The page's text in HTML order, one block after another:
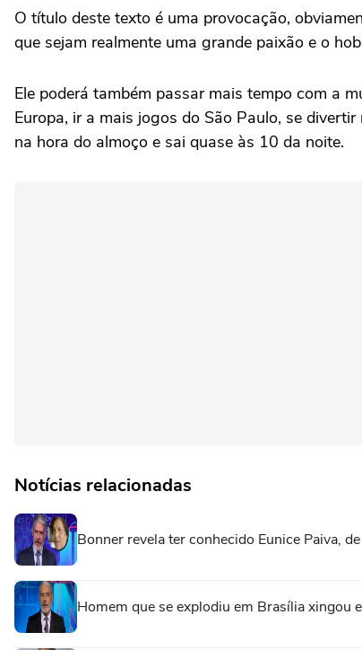
O título deste texto é uma provocação,
que sejam realmente uma grande paixão e o
Ele poderá também passar mais tempo com a
Europa, ir a mais jogos do São Paulo, se
na hora do almoço e sai quase às 10 da noite.
Notícias relacionadas
Bonner revela ter conhecido Eunice Paiva,
Homem que se explodiu em Brasília xingou